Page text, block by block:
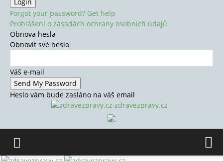
Forgot your password? Get help
Prohlášení o zásadách ochrany osobních údajů
Obnova hesla
Obnovit své heslo
Váš e-mail
Heslo vám bude zasláno na váš email
zdravezpravy.cz